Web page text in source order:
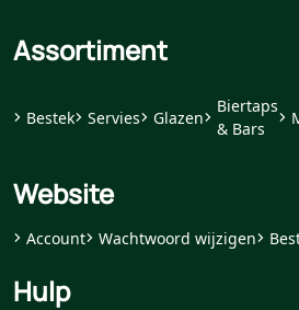
Assortiment
Bestek Servies Glazen
Biertaps
& Bars
Website
Account Wachtwoord wijzigen
Hulp